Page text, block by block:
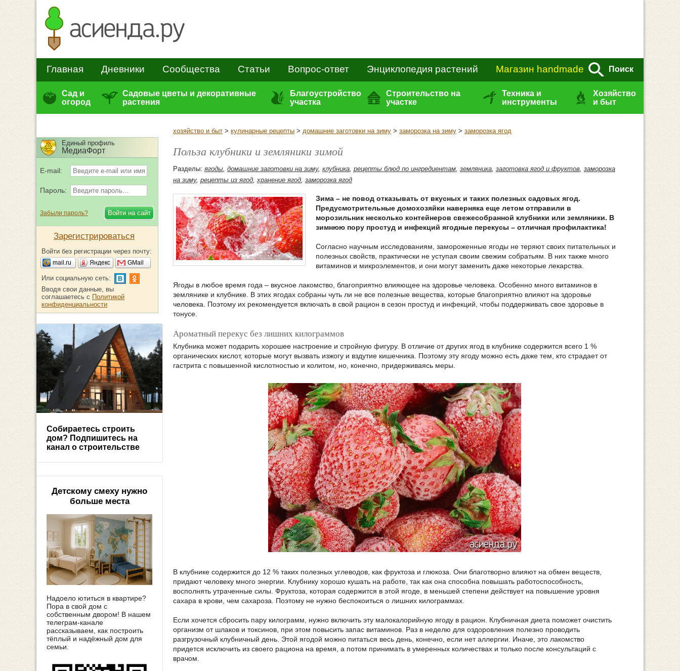
Главная Дневники Сообщества Статьи Вопрос-ответ Энциклопедия растений Магазин handmade Поиск
Сад и
огород
Садовые цветы и декоративные
растения
Благоустройство
участка
Строительство на
участке
Техника и
инструменты
Хозяйство
и быт
хозяйство и быт > кулинарные рецепты > домашние заготовки на зиму > заморозка на зиму > заморозка ягод
Польза клубники и земляники зимой
Разделы: ягоды, домашние заготовки на зиму, клубника, рецепты блюд по ингредиентам, земляника, заготовка ягод и фруктов, заморозка
на зиму, рецепты из ягод,хранение ягод, заморозка ягод
Зима – не повод отказывать от вкусных и таких полезных садовых ягод.
Предусмотрительные домохозяйки наверняка еще летом отправили в
морозильник несколько контейнеров свежесобранной клубники или земляники. В
зимнюю пору простуд и инфекций ягодные перекусы – отличная профилактика!
Согласно научным исследованиям, замороженные ягоды не теряют своих питательных и
полезных свойств, практически не уступая своим свежим собратьям. В них также много
витаминов и микроэлементов, и они могут заменить даже некоторые лекарства.
Ягоды в любое время года – вкусное лакомство, благоприятно влияющее на здоровье человека. Особенно много витаминов в
землянике и клубнике. В этих ягодах собраны чуть ли не все полезные вещества, которые благоприятно влияют на здоровье
человека. Поэтому их рекомендуется включать в свой рацион в сезон простуд и инфекций, чтобы поддерживать свое здоровье в
тонусе.
Ароматный перекус без лишних килограммов
Клубника может подарить хорошее настроение и стройную фигуру. В отличие от других ягод в клубнике содержится всего 1 %
органических кислот, которые могут вызвать изжогу и вздутие кишечника. Поэтому эту ягоду можно есть даже тем, кто страдает от
гастрита с повышенной кислотностью и колитом, но, конечно, придерживаясь меры.
В клубнике содержится до 12 % таких полезных углеводов, как фруктоза и глюкоза. Они благотворно влияют на обмен веществ,
придают человеку много энергии. Клубнику хорошо кушать на работе, так как она способна повышать работоспособность,
восполнять утраченные силы. Фруктоза, которая содержится в этой ягоде, в меньшей степени действует на повышение уровня
сахара в крови, чем сахароза. Поэтому не нужно беспокоиться о лишних килограммах.
Если хочется сбросить пару килограмм, нужно включить эту малокалорийную ягоду в рацион. Клубничная диета поможет очистить
организм от шлаков и токсинов, при этом повысить запас витаминов. Раз в неделю для оздоровления полезно проводить
разгрузочный клубничный день. Этой ягодой можно питаться весь день, конечно, если нет аллергии. Иначе, это лакомство
придется исключить из своего рациона на время, а потом принимать в умеренных количествах и только после консультаций с
врачом.
Единый профиль
МедиаФорт
E-mail:
Пароль:
Забыли пароль?
Зарегистрироваться
Войти без регистрации через почту:
mail.ru Яндекс GMail
Или социальную сеть:
Вводя свои данные, вы
соглашаетесь с Политикой
конфиденциальности
Собираетесь строить
дом? Подпишитесь на
канал о строительстве
Детскому смеху нужно
больше места
Надоело ютиться в квартире?
Пора в свой дом с
собственным двором! В нашем
телеграм-канале
рассказываем, как построить
тёплый и надёжный дом для
семьи.